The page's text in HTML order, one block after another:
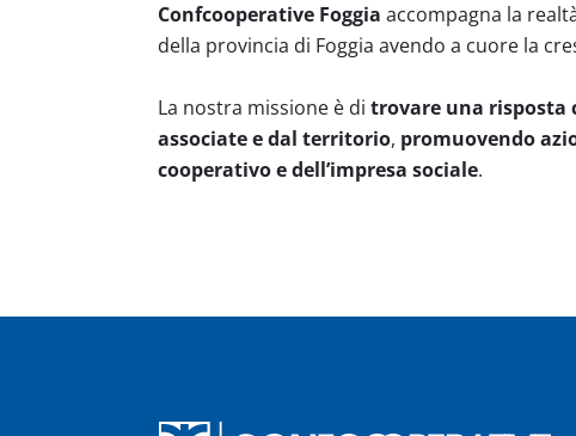
Confcooperative Foggia accompagna la
della provincia di Foggia avendo a cuore la
La nostra missione è di trovare una risposta
associate e dal territorio, promuovendo
cooperativo e dell’impresa sociale.